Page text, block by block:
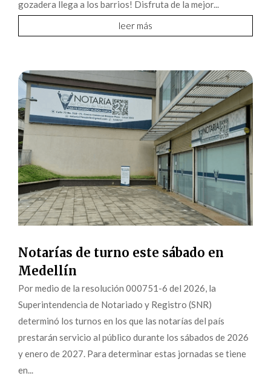
gozadera llega a los barrios! Disfruta de la mejor...
leer más
Notarías de turno este sábado en
Medellín
Por medio de la resolución 000751-6 del 2026, la
Superintendencia de Notariado y Registro (SNR)
determinó los turnos en los que las notarías del país
prestarán servicio al público durante los sábados de 2026
y enero de 2027. Para determinar estas jornadas se tiene
en...